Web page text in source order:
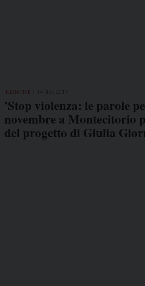
INIZIATIVE
'Stop violenza: le parole
novembre a Montecitorio
del progetto di Giulia